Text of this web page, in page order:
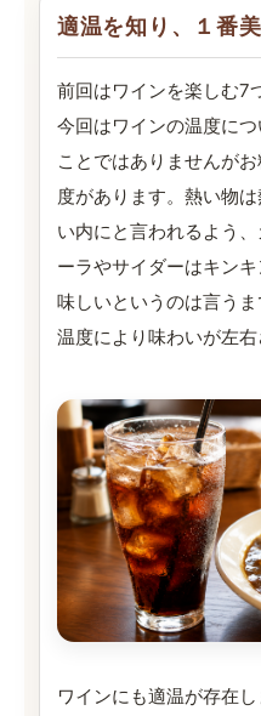
適温を知り、１番
前回はワインを楽しむ7
今回はワインの温度に
ことではありませんが
度があります。熱い物
い内にと言われるよう
ーラやサイダーはキン
味しいというのは言う
温度により味わいが左右
ワインにも適温が存在